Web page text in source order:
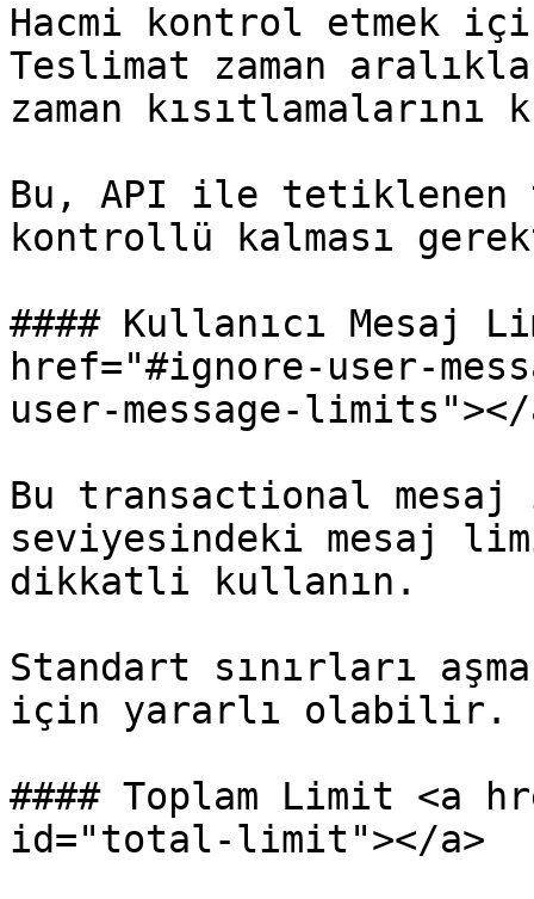
Hacmi kontrol etmek
Teslimat zaman
zaman kısıtlamalarını
Bu, API ile
kontrollü kalması
#### Kullanıcı Mesaj
href="#ignore-user-
user-message-limits"></
Bu transactional
seviyesindeki mesaj
dikkatli kullanın.
Standart sınırları
için yararlı olabilir.
#### Toplam Limit <a
id="total-limit"></a>